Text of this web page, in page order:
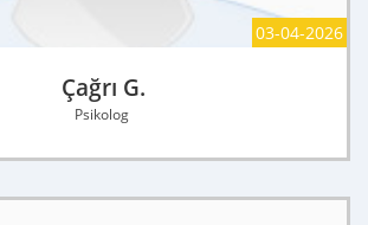
03-04-2026
Çağrı G.
Psikolog